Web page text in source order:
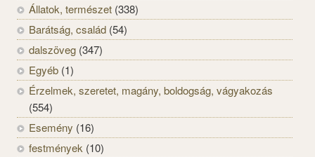
Állatok, természet (338)
Barátság, család (54)
dalszöveg (347)
Egyéb (1)
Érzelmek, szeretet, magány, boldogság, vágyakozás
(554)
Esemény (16)
festmények (10)